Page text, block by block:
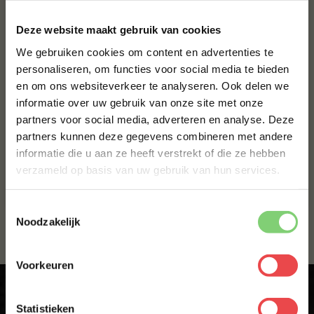
Deze website maakt gebruik van cookies
We gebruiken cookies om content en advertenties te
personaliseren, om functies voor social media te bieden
en om ons websiteverkeer te analyseren. Ook delen we
informatie over uw gebruik van onze site met onze
partners voor social media, adverteren en analyse. Deze
partners kunnen deze gegevens combineren met andere
informatie die u aan ze heeft verstrekt of die ze hebben
verzameld op basis van uw gebruik van hun services.
Noodzakelijk
Voorkeuren
Statistieken
Claus
BBQuality
10% korting op je
eerste bestelling*
Schrijf je in voor onze nieuwsbrief en ontvang direct
10% korting op jouw eerste bestelling.
ACHTERNAAM